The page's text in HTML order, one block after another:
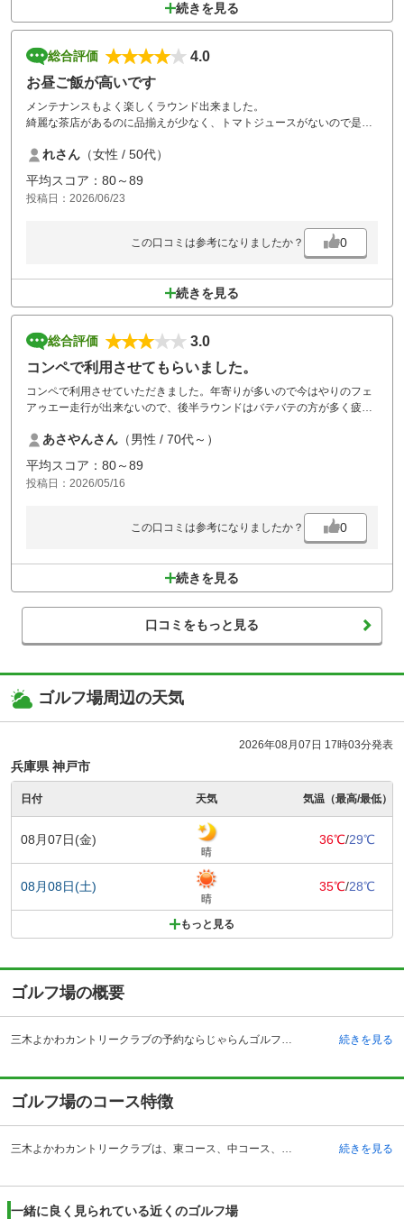
続きを見る
総合評価
4.0
お昼ご飯が高いです
メンテナンスもよく楽しくラウンド出来ました。
綺麗な茶店があるのに品揃えが少なく、トマトジュースがないので是非
またホット用のケースも空っぽでした。
ホット用を置かないならケースは片付けて欲しいです。
お昼ご飯が、かなり高く感じました。
れさん （女性 / 50代）
平均スコア：80～89
投稿日：2026/06/23
この口コミは参考になりましたか？ 0
続きを見る
総合評価
3.0
コンペで利用させてもらいました。
コンペで利用させていただきました。年寄りが多いので今はやりのフェ
アゥエー走行が出来ないので、後半ラウンドはバテバテの方が多く疲れ
なければならないと思いました。コースが悪いわけでは無いのですが。
西コースのグリーンがエアレイションの穴が深く残っていたのが残念で
した。中コースがキレイだったのでその差が大きく残念でした。秋口に
再度挑戦させていただきたく存じます。
あさやんさん （男性 / 70代～）
平均スコア：80～89
投稿日：2026/05/16
この口コミは参考になりましたか？ 0
続きを見る
口コミをもっと見る
ゴルフ場周辺の天気
2026年08月07日 17時03分発表
兵庫県 神戸市
日付 天気 気温（最高/最低）
08月07日(金)
晴
36℃/29℃
08月08日(土)
晴
35℃/28℃
もっと見る
ゴルフ場の概要
三木よかわカントリークラブの予約ならじゃらんゴルフ。カートの有無や利用税、キャンセル料、ナイター設備、駐車場などのコース情報はもちろん、口コミ、フォトギャラリーなどコースの難易度や攻略に役立つ情報充実、予約する度にポイントが貯まるのでお得にゴルフをお楽しみ頂けます。 三木よかわカントリークラブは、兵庫県三木市口吉川町にあるゴルフ場です。自動車の場合、中国自動車道の吉川インターチェンジから約20分程度、山陽自動車道の三木東インターチェンジより約30分程度です。電車の場合、宝塚駅・三宮駅からはクラブバスも運行しているので、電車でのアクセスもよいゴルフ場です。 昭和53年に三木よかわカントリークラブは開場され、丘陵コースの全27ホールで構成されております。施設に関しては、クラブハウス内に広いコンペルームがあり、企業・団体のコンペ会場として人気があります。また、レストランは季節のメニューを取り揃えたメニューが充実しています。アクセスや設備を含めるとトータルで人気の高いゴルフ場です。 続きを見る
ゴルフ場のコース特徴
三木よかわカントリークラブは、東コース、中コース、西コースの3コース、合計27ホールから構成される丘陵コースです。全体的にフラットで、フェアウェイも広く、スケールの大きなゴルフを楽しむことができます。3つコースには、それぞれ池が配置されており、コースの景観は非常に美しくなっています。東コースは池越えや谷越えがあり、難易度が高いホールもありますが、比較的攻略しやすいコースです。中コースは幅広いフェアウェイが特徴で、攻めのゴルフをしたい方向きです。西コースは、バンカーやコース幅を考慮し技術を駆使しながらのプレーが必要となります。三木よかわカントリークラブは、各コースとも多彩で個性的なコースを楽しめるという点で、人気のゴルフ場です。 続きを見る
一緒に良く見られている近くのゴルフ場